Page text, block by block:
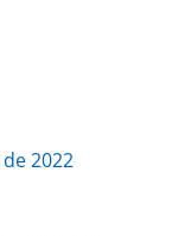
2022